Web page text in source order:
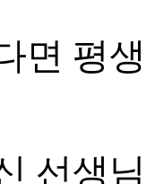
면 평
선생